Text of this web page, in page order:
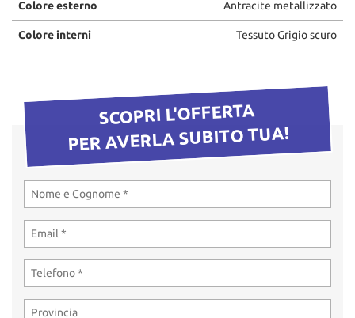
Colore esterno Antracite metallizzato
Colore interni Tessuto Grigio scuro
SCOPRI L'OFFERTA
PER AVERLA SUBITO TUA!
rivedere
e
in
qualsiasi
momento.
Cookie necessari
Cookie delle preferenze